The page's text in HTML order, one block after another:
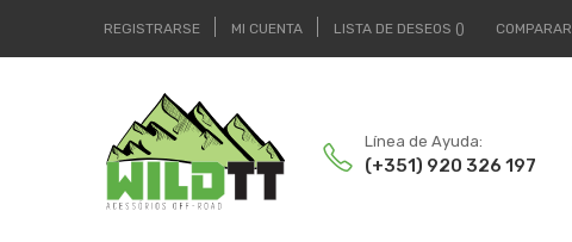
REGISTRARSE MI CUENTA LISTA DE DESEOS COMPARAR
Línea de Ayuda:
(+351) 920 326 197